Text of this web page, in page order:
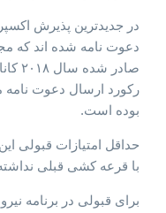
دعوت نامه شده اند که
بوده است.
با قرعه کشی قبلی
برای قبولی در برنامه